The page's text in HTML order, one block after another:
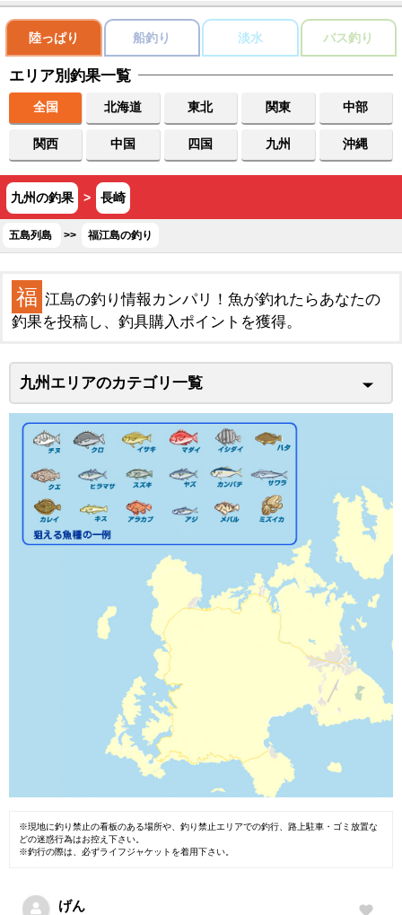
陸っぱり 船釣り 淡水 バス釣り
エリア別釣果一覧
全国 北海道 東北 関東 中部
関西 中国 四国 九州 沖縄
九州の釣果 > 長崎
五島列島 >> 福江島の釣り
福 江島の釣り情報カンパリ！魚が釣れたらあなたの
釣果を投稿し、釣具購入ポイントを獲得。
九州エリアのカテゴリ一覧
※現地に釣り禁止の看板のある場所や、釣り禁止エリアでの釣行、路上駐車・ゴミ放置な
どの迷惑行為はお控え下さい。
※釣行の際は、必ずライフジャケットを着用下さい。
げん